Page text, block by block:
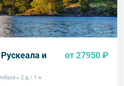
и
от 27950 ₽
2 д / 1 н